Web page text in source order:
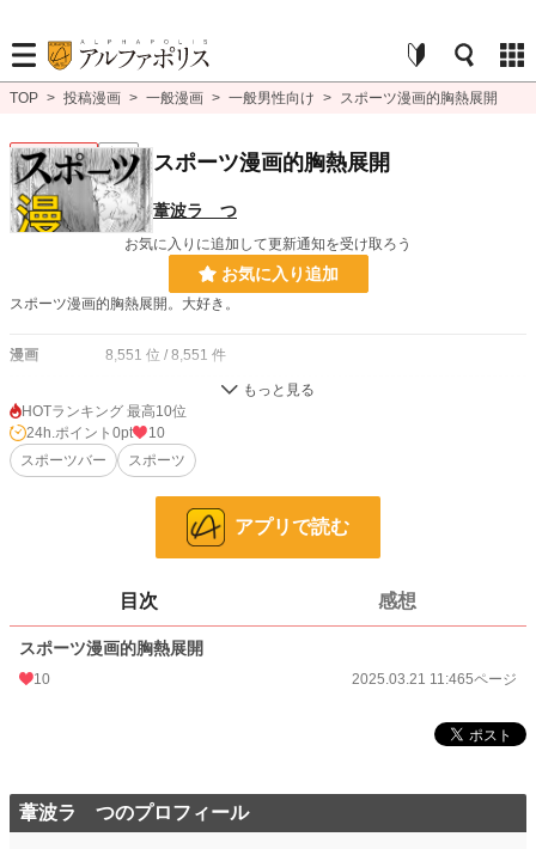
TOP > 投稿漫画 > 一般漫画 > 一般男性向け > スポーツ漫画的胸熱展開
一般男性向け 完結 スポーツ漫画的胸熱展開
葦波ラ つ
お気に入りに追加して更新通知を受け取ろう
お気に入り追加
スポーツ漫画的胸熱展開。大好き。
漫画 8,551 位 / 8,551 件
お気に入り 1
24h.ポイント 0 pt
2025.03.21 11:46
週間ポイント 0 pt (8,551 位)
月間ポイント
HOTランキング 最高10位
24h.ポイント 0pt
10
スポーツバー
スポーツ
アプリで読む
目次 感想
スポーツ漫画的胸熱展開
10 2025.03.21 11:465ページ
葦波ラ つのプロフィール